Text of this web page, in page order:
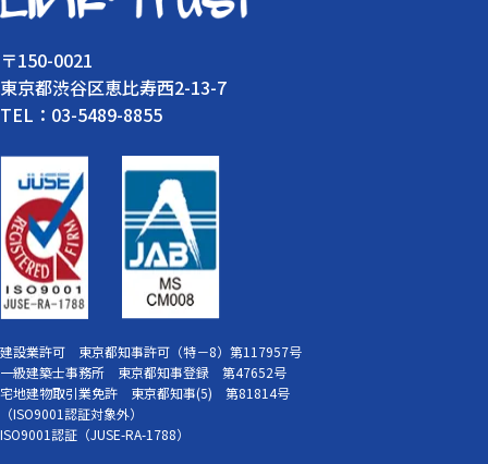
〒150-0021
東京都渋谷区恵比寿西2-13-7
TEL：03-5489-8855
建設業許可 東京都知事許可（特－8）第117957号
一級建築士事務所 東京都知事登録 第47652号
宅地建物取引業免許 東京都知事(5) 第81814号
（ISO9001認証対象外）
ISO9001認証（JUSE-RA-1788）